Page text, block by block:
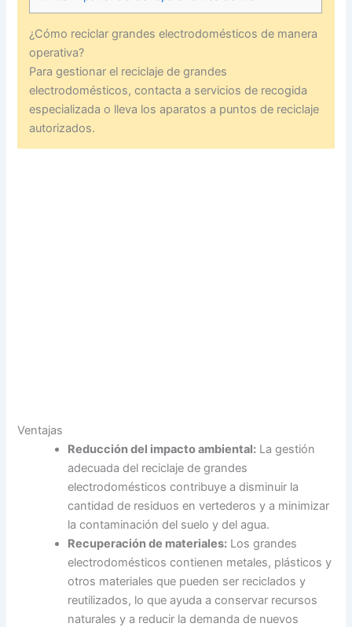
¿Cómo reciclar grandes electrodomésticos de manera
operativa?
Para gestionar el reciclaje de grandes
electrodomésticos, contacta a servicios de recogida
especializada o lleva los aparatos a puntos de reciclaje
autorizados.
Ventajas
Reducción del impacto ambiental: La gestión
adecuada del reciclaje de grandes
electrodomésticos contribuye a disminuir la
cantidad de residuos en vertederos y a minimizar
la contaminación del suelo y del agua.
Recuperación de materiales: Los grandes
electrodomésticos contienen metales, plásticos y
otros materiales que pueden ser reciclados y
reutilizados, lo que ayuda a conservar recursos
naturales y a reducir la demanda de nuevos